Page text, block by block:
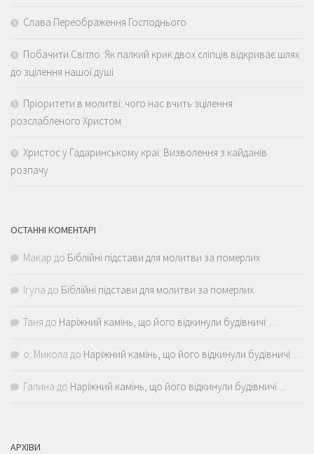
Слава Переображення Господнього
Побачити Світло: Як палкий крик двох сліпців відкриває шлях
до зцілення нашої душі
Пріоритети в молитві: чого нас вчить зцілення
розслабленого Христом
Христос у Гадаринському краї: Визволення з кайданів
розпачу
ОСТАННІ КОМЕНТАРІ
Макар до Біблійні підстави для молитви за померлих
Iryna до Біблійні підстави для молитви за померлих
Таня до Наріжний камінь, що його відкинули будівничі…
о. Микола до Наріжний камінь, що його відкинули будівничі…
Галина до Наріжний камінь, що його відкинули будівничі…
АРХІВИ